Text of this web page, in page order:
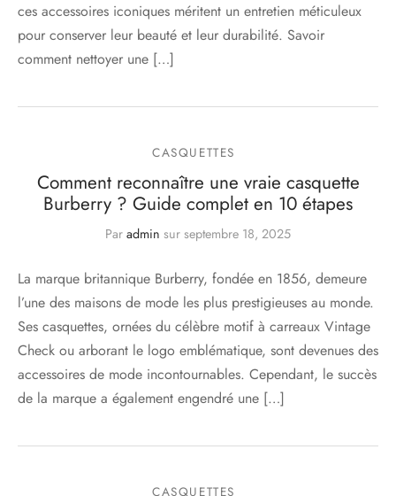
ces accessoires iconiques méritent un entretien méticuleux
pour conserver leur beauté et leur durabilité. Savoir
comment nettoyer une […]
CASQUETTES
Comment reconnaître une vraie casquette
Burberry ? Guide complet en 10 étapes
Par admin sur septembre 18, 2025
La marque britannique Burberry, fondée en 1856, demeure
l’une des maisons de mode les plus prestigieuses au monde.
Ses casquettes, ornées du célèbre motif à carreaux Vintage
Check ou arborant le logo emblématique, sont devenues des
accessoires de mode incontournables. Cependant, le succès
de la marque a également engendré une […]
CASQUETTES